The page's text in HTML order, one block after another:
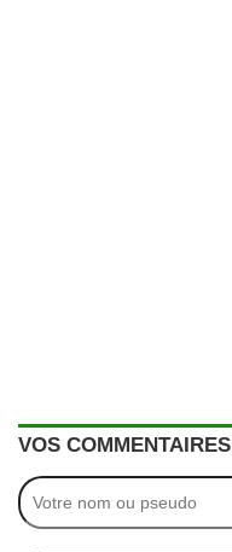
VOS COMMENTAIRES